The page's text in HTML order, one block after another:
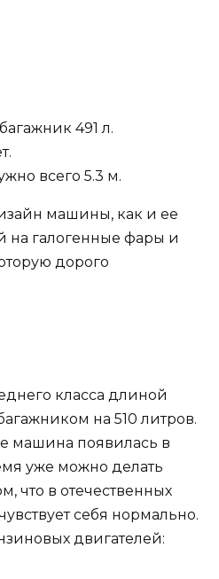
491 л.
всего 5.3 м.
машины, как и ее
на галогенные фары и
дорого
класса длиной
на 510 литров.
машина появилась в
уже можно делать
что в отечественных
себя нормально.
двигателей: